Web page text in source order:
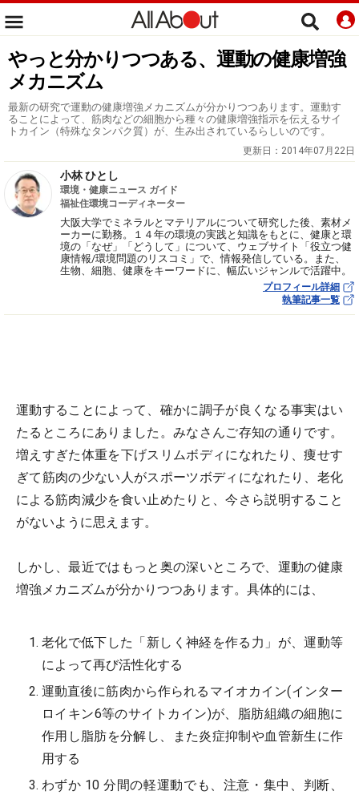
やっと分かりつつある、運動の健康増強
メカニズム
最新の研究で運動の健康増強メカニズムが分かりつつあります。運動す
ることによって、筋肉などの細胞から種々の健康増強指示を伝えるサイ
トカイン（特殊なタンパク質）が、生み出されているらしいのです。
更新日： 2014年07月22日
小林 ひとし
環境・健康ニュース ガイド
福祉住環境コーディネーター
大阪大学でミネラルとマテリアルについて研究した後、素材メ
ーカーに勤務。１４年の環境の実践と知識をもとに、健康と環
境の「なぜ」「どうして」について、ウェブサイト「役立つ健
康情報/環境問題のリスコミ」で、情報発信している。また、
生物、細胞、健康をキーワードに、幅広いジャンルで活躍中。
プロフィール詳細
執筆記事一覧
運動することによって、確かに調子が良くなる事実はい
たるところにありました。みなさんご存知の通りです。
増えすぎた体重を下げスリムボディになれたり、痩せす
ぎて筋肉の少ない人がスポーツボディになれたり、老化
による筋肉減少を食い止めたりと、今さら説明すること
がないように思えます。
しかし、最近ではもっと奥の深いところで、運動の健康
増強メカニズムが分かりつつあります。具体的には、
老化で低下した「新しく神経を作る力」が、運動等
によって再び活性化する
運動直後に筋肉から作られるマイオカイン(インター
ロイキン6等のサイトカイン)が、脂肪組織の細胞に
作用し脂肪を分解し、また炎症抑制や血管新生に作
用する
わずか 10 分間の軽運動でも、注意・集中、判断、